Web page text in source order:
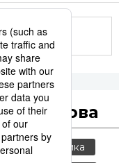
слова
политика